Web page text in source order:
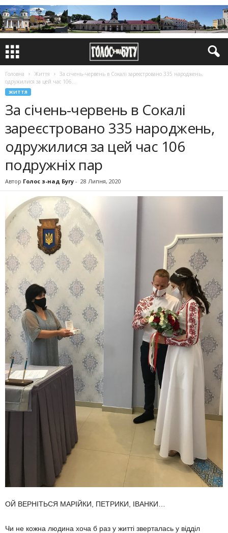
Головна Життя
За січень-червень в Сокалі зареєстровано 335 народжень,
одружилися за цей час 106...
ЖИТТЯ
За січень-червень в Сокалі
зареєстровано 335 народжень,
одружилися за цей час 106
подружніх пар
Автор Голос з-над Бугу - 28 Липня, 2020
ОЙ ВЕРНІТЬСЯ МАРІЙКИ, ПЕТРИКИ, ІВАНКИ…
Чи не кожна людина хоча б раз у житті зверталась у відділ